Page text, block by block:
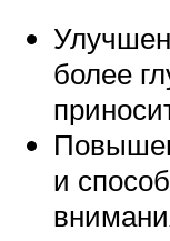
более
и